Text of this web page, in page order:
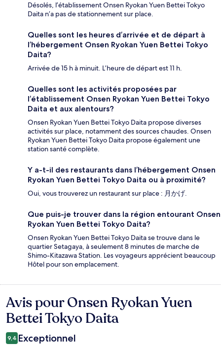
Désolés, l’établissement Onsen Ryokan Yuen Bettei Tokyo
Daita n’a pas de stationnement sur place.
Quelles sont les heures d’arrivée et de départ à
l’hébergement Onsen Ryokan Yuen Bettei Tokyo
Daita?
Arrivée de 15 h à minuit. L’heure de départ est 11 h.
Quelles sont les activités proposées par
l’établissement Onsen Ryokan Yuen Bettei Tokyo
Daita et aux alentours?
Onsen Ryokan Yuen Bettei Tokyo Daita propose diverses
activités sur place, notamment des sources chaudes. Onsen
Ryokan Yuen Bettei Tokyo Daita propose également une
station santé complète.
Y a-t-il des restaurants dans l’hébergement Onsen
Ryokan Yuen Bettei Tokyo Daita ou à proximité?
Oui, vous trouverez un restaurant sur place : 月かげ.
Que puis-je trouver dans la région entourant Onsen
Ryokan Yuen Bettei Tokyo Daita?
Onsen Ryokan Yuen Bettei Tokyo Daita se trouve dans le
quartier Setagaya, à seulement 8 minutes de marche de
Shimo-Kitazawa Station. Les voyageurs apprécient beaucoup
Hôtel pour son emplacement.
Avis
Avis pour Onsen Ryokan Yuen
Bettei Tokyo Daita
9,4 Exceptionnel